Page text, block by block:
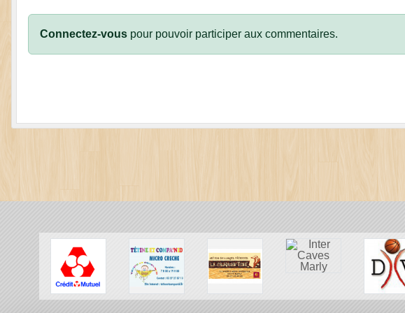
Connectez-vous pour pouvoir participer aux commentaires.